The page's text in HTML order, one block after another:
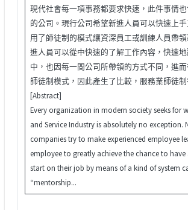
現代社會每一項事務都要求快速，此件事情
的公司。現行公司希望新進人員可以快速上
用了師徒制的模式讓資深員工或訓練人員帶
進人員可以從中快速的了解工作內容，快速
中，也因每一間公司所帶領的方式不同，進
師徒制模式，因此產生了比較，服務業師徒制
[Abstract]
Every organization in modern society seeks for
and Service Industry is absolutely no exception.
companies try to make experienced employee
employee to greatly achieve the chance to have
start on their job by means of a kind of system
“mentorship...